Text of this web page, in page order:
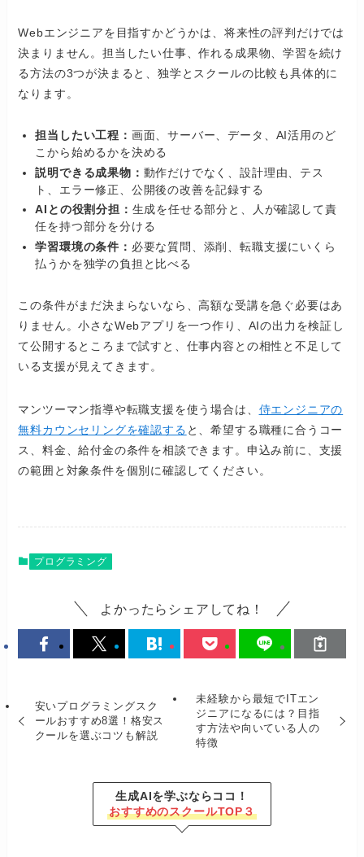
Webエンジニアを目指すかどうかは、将来性の評判だけでは
決まりません。担当したい仕事、作れる成果物、学習を続け
る方法の3つが決まると、独学とスクールの比較も具体的に
なります。
担当したい工程： 画面、サーバー、データ、AI活用のど
こから始めるかを決める
説明できる成果物： 動作だけでなく、設計理由、テス
ト、エラー修正、公開後の改善を記録する
AIとの役割分担： 生成を任せる部分と、人が確認して責
任を持つ部分を分ける
学習環境の条件： 必要な質問、添削、転職支援にいくら
払うかを独学の負担と比べる
この条件がまだ決まらないなら、高額な受講を急ぐ必要はあ
りません。小さなWebアプリを一つ作り、AIの出力を検証し
て公開するところまで試すと、仕事内容との相性と不足して
いる支援が見えてきます。
マンツーマン指導や転職支援を使う場合は、 侍エンジニアの
無料カウンセリングを確認する と、希望する職種に合うコー
ス、料金、給付金の条件を相談できます。申込み前に、支援
の範囲と対象条件を個別に確認してください。
プログラミング
よかったらシェアしてね！
安いプログラミングスク
ールおすすめ8選！格安ス
クールを選ぶコツも解説
未経験から最短でITエン
ジニアになるには？目指
す方法や向いている人の
特徴
生成AIを学ぶならココ！
おすすめのスクールTOP３